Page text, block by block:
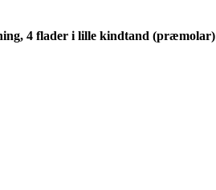
4 flader i lille kindtand (præmolar)